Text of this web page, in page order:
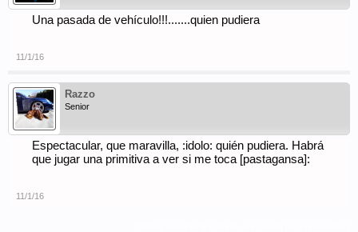
Una pasada de vehículo!!!.......quien pudiera
11/1/16
Razzo
Senior
Espectacular, que maravilla, :idolo: quién pudiera. Habrá
que jugar una primitiva a ver si me toca [pastagansa]:
11/1/16